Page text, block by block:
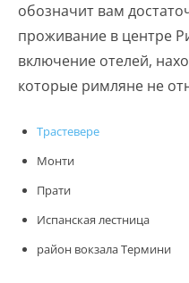
обозначит вам
проживание в центре
включение отелей,
которые римляне не
Трастевере
Монти
Прати
Испанская лестница
район вокзала Термини